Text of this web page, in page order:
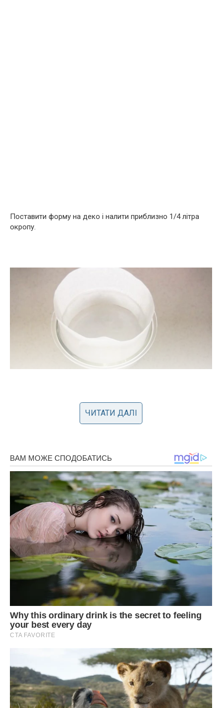
Поставити форму на деко і налити приблизно 1/4 літра
окропу.
Тортик випікати в розігрітій до 170 ° духовці протягом 15
хвилин. Потім зменшити температуру до 160 ° і пекти ще
Остудити торт і посипати зверху цукровою пудрою.
Приємного чаювання!
ЧИТАТИ ДАЛІ